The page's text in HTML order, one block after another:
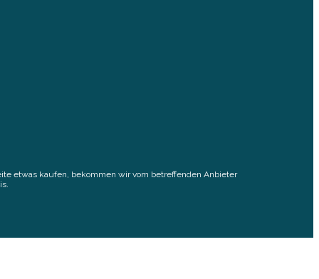
etwas kaufen, bekommen wir vom betreffenden Anbieter